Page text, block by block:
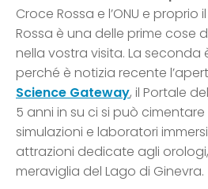
Croce Rossa e l’ONU e proprio
Rossa è una delle prime cose
nella vostra visita. La seconda
perché è notizia recente
Science Gateway, il Portale
5 anni in su ci si può
simulazioni e laboratori
attrazioni dedicate agli
meraviglia del Lago di Ginevra.